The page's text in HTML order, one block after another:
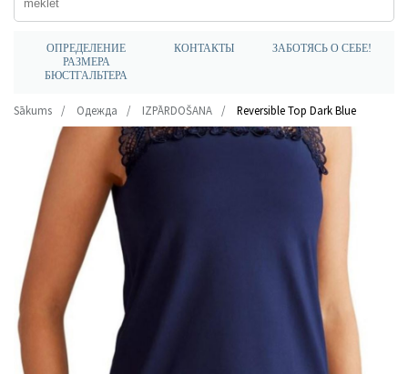
ОПРЕДЕЛЕНИЕ
РАЗМЕРА
БЮСТГАЛЬТЕРА
КОНТАКТЫ ЗАБОТЯСЬ О СЕБЕ!
Sākums Одежда IZPĀRDOŠANA Reversible Top Dark Blue